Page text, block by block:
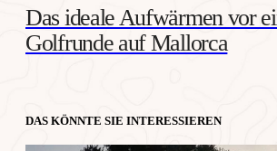
Das ideale Aufwärmen vor
Golfrunde auf Mallorca
DAS KÖNNTE SIE INTERESSIEREN